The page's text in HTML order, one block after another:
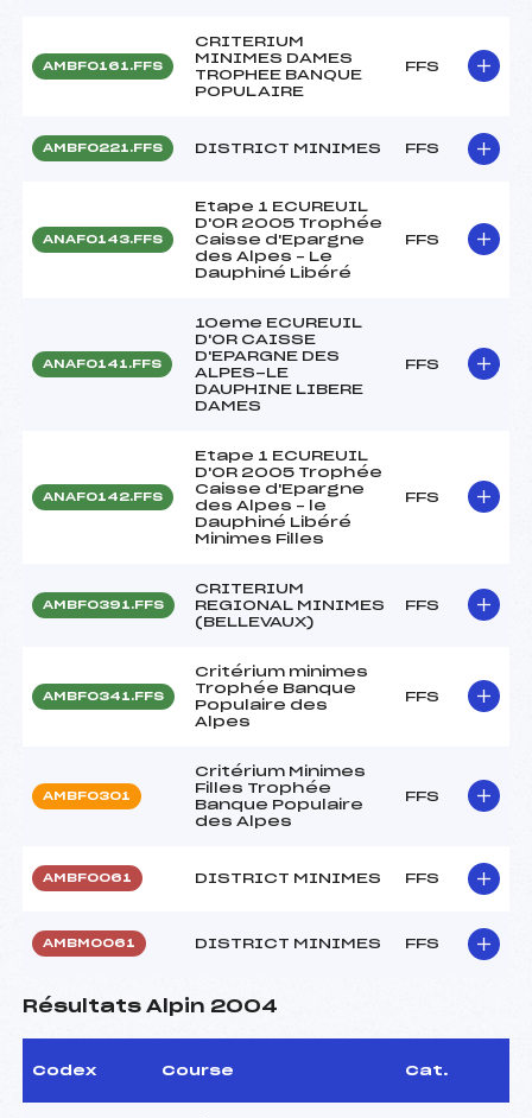
AMBF0161.FFS
CRITERIUM
MINIMES DAMES
TROPHEE BANQUE
POPULAIRE
FFS
AMBF0221.FFS DISTRICT MINIMES FFS
ANAF0143.FFS
Etape 1 ECUREUIL
D'OR 2005 Trophée
Caisse d'Epargne
des Alpes – Le
Dauphiné Libéré
FFS
ANAF0141.FFS
10eme ECUREUIL
D'OR CAISSE
D'EPARGNE DES
ALPES-LE
DAUPHINE LIBERE
DAMES
FFS
ANAF0142.FFS
Etape 1 ECUREUIL
D'OR 2005 Trophée
Caisse d'Epargne
des Alpes – le
Dauphiné Libéré
Minimes Filles
FFS
AMBF0391.FFS
CRITERIUM
REGIONAL MINIMES
(BELLEVAUX)
FFS
AMBF0341.FFS
Critérium minimes
Trophée Banque
Populaire des
Alpes
FFS
AMBF0301
Critérium Minimes
Filles Trophée
Banque Populaire
des Alpes
FFS
AMBF0061 DISTRICT MINIMES FFS
AMBM0061 DISTRICT MINIMES FFS
Résultats Alpin 2004
Codex Course Cat.